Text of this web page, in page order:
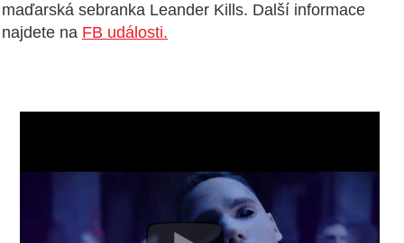
maďarská sebranka Leander Kills. Další informace
najdete na FB události.